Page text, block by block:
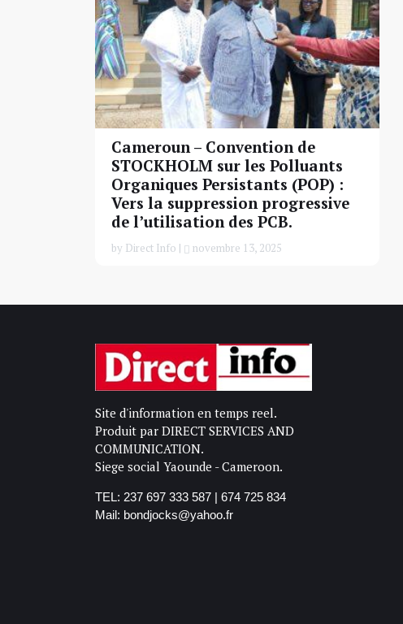
Cameroun – Convention de
STOCKHOLM sur les Polluants
Organiques Persistants (POP) :
Vers la suppression progressive
de l’utilisation des PCB.
by Direct Info | novembre 13, 2025
Site d'information en temps reel.
Produit par DIRECT SERVICES AND
COMMUNICATION.
Siege social Yaounde - Cameroon.
TEL: 237 697 333 587 | 674 725 834
Mail: bondjocks@yahoo.fr